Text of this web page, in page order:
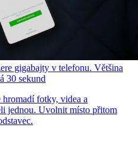
gigabajty v telefonu. Většina
30 sekund
fotky, videa a
jednou. Uvolnit místo přitom